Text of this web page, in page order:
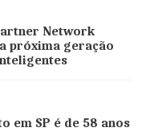
Network
próxima geração
em SP é de 58 anos